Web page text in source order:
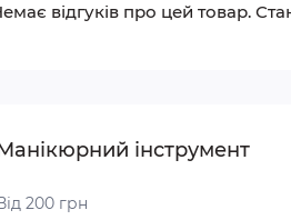
відгуків про цей товар.
інструмент
200 грн